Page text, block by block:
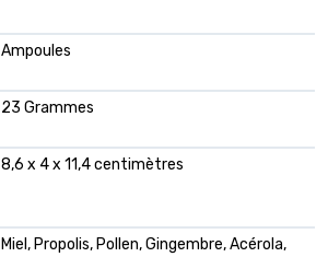
Ampoules
23 Grammes
8,6 x 4 x 11,4 centimètres
Miel, Propolis, Pollen, Gingembre, Acérola,